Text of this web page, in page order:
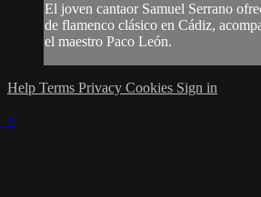
El joven cantaor Samuel Serrano
de flamenco clásico en Cádiz,
el maestro Paco León.
Help Terms Privacy Cookies Sign in
×